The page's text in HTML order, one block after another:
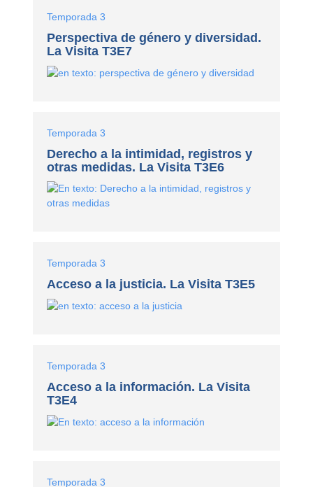
Temporada 3
Perspectiva de género y diversidad.
La Visita T3E7
Temporada 3
Derecho a la intimidad, registros y
otras medidas. La Visita T3E6
Temporada 3
Acceso a la justicia. La Visita T3E5
Temporada 3
Acceso a la información. La Visita
T3E4
Temporada 3